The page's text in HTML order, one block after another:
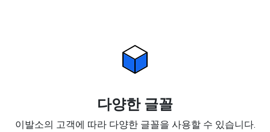
다양한 글꼴
이발소의 고객에 따라 다양한 글꼴을 사용할 수 있습니다.